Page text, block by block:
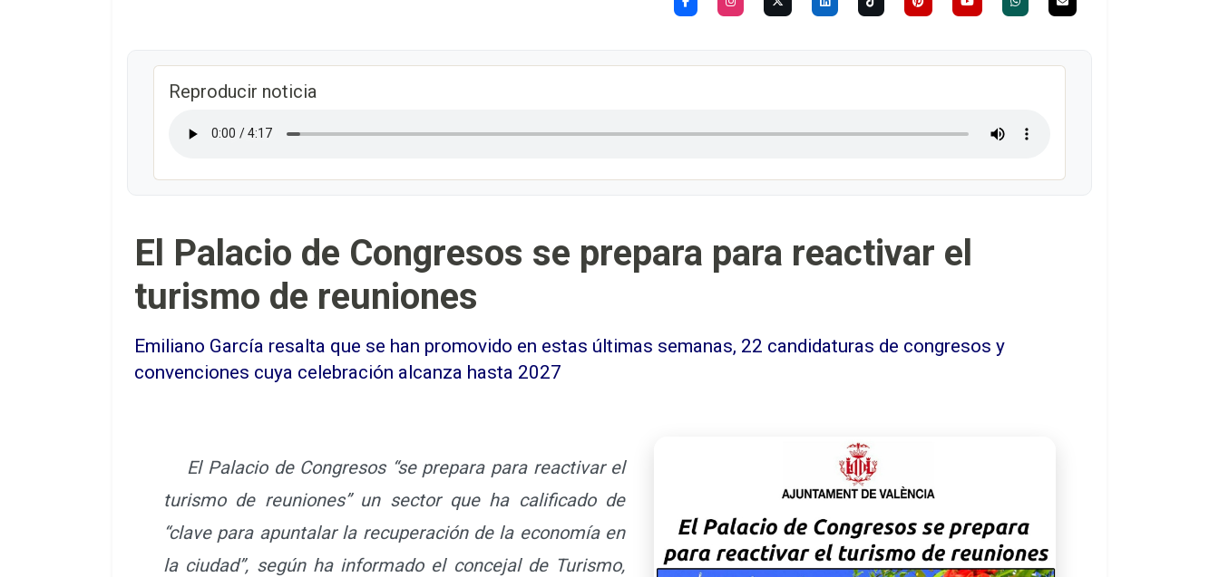
Reproducir noticia
El Palacio de Congresos se prepara para reactivar el
turismo de reuniones
Emiliano García resalta que se han promovido en estas últimas semanas, 22 candidaturas de congresos y
convenciones cuya celebración alcanza hasta 2027
El Palacio de Congresos “se prepara para reactivar el
turismo de reuniones” un sector que ha calificado de
“clave para apuntalar la recuperación de la economía en
la ciudad”, según ha informado el concejal de Turismo,